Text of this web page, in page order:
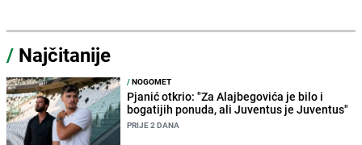
/ Najčitanije
/NOGOMET
Pjanić otkrio: "Za Alajbegovića je bilo i
bogatijih ponuda, ali Juventus je Juventus"
PRIJE 2 DANA